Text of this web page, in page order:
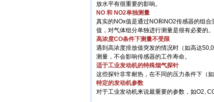
放水平有很重要的影响。
NO 和 NO2单独测量
真实的NOx值是通过NO和NO2传感器的组
值，对气体组分单独进行测量是很有必要的。
高浓度CO条件下测量不受限
遇到高浓度排放值突发的情况时（如高达
测量，不会影响传感器的工作寿命。
适于工业发动机的特殊烟气探针
这些探针非常耐热，在不同的压力条件下（
特定的发动机参数
对于工业发动机来说最重要的参数，如O2,